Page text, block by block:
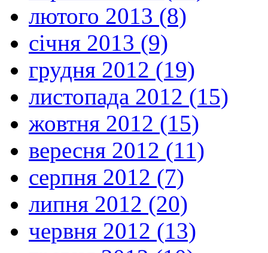
лютого 2013 (8)
січня 2013 (9)
грудня 2012 (19)
листопада 2012 (15)
жовтня 2012 (15)
вересня 2012 (11)
серпня 2012 (7)
липня 2012 (20)
червня 2012 (13)